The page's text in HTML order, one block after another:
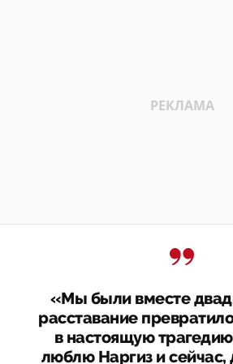
«Мы были вместе
расставание
в настоящую
люблю Наргиз и сейчас,